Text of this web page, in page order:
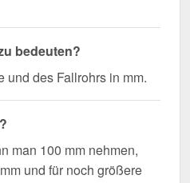
bedeuten?
und des Fallrohrs in mm.
man 100 mm nehmen,
und für noch größere